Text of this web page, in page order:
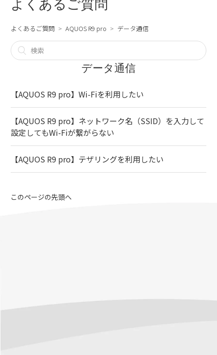
よくあるご質問
よくあるご質問 AQUOS R9 pro データ通信
データ通信
【AQUOS R9 pro】Wi-Fiを利用したい
【AQUOS R9 pro】ネットワーク名（SSID）を入力して
設定してもWi-Fiが繋がらない
【AQUOS R9 pro】テザリングを利用したい
このページの先頭へ